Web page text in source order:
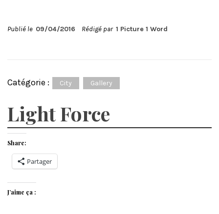
Publié le 09/04/2016 Rédigé par 1 Picture 1 Word
Catégorie : City Gallery
Light Force
Share:
Partager
J’aime ça :